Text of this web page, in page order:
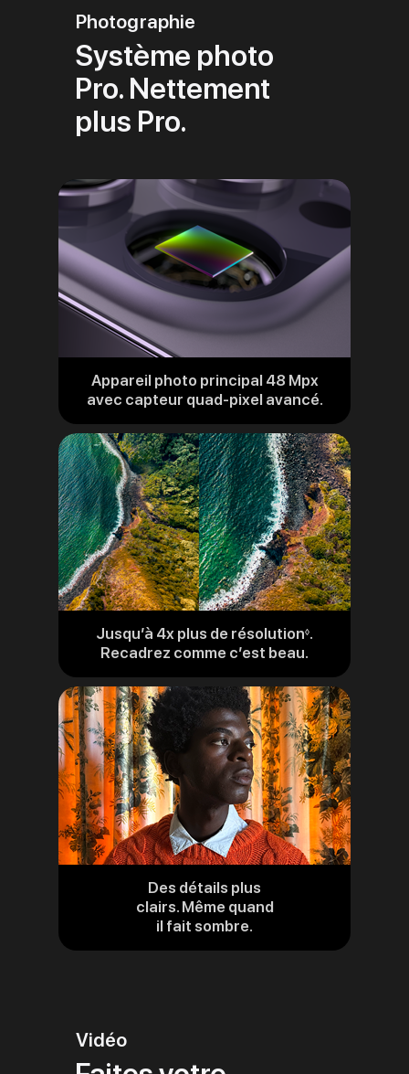
Photographie
Système photo
Pro. Nettement
plus Pro.
Appareil photo principal 48 Mpx
avec capteur quad-pixel avancé.
Jusqu’à 4x plus de résolution◊.
mentions
légales
Recadrez comme c’est beau.
Des détails plus
clairs. Même quand
il fait sombre.
Vidéo